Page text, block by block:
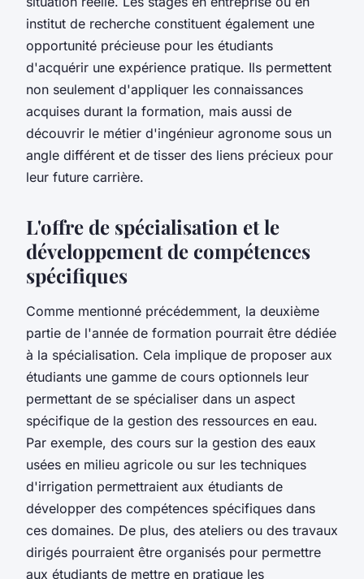
institut de recherche constituent également une
opportunité précieuse pour les étudiants
d'acquérir une expérience pratique. Ils permettent
non seulement d'appliquer les connaissances
acquises durant la formation, mais aussi de
découvrir le métier d'ingénieur agronome sous un
angle différent et de tisser des liens précieux pour
leur future carrière.
L'offre de spécialisation et le
développement de compétences
spécifiques
Comme mentionné précédemment, la deuxième
partie de l'année de formation pourrait être dédiée
à la spécialisation. Cela implique de proposer aux
étudiants une gamme de cours optionnels leur
permettant de se spécialiser dans un aspect
spécifique de la gestion des ressources en eau.
Par exemple, des cours sur la gestion des eaux
usées en milieu agricole ou sur les techniques
d'irrigation permettraient aux étudiants de
développer des compétences spécifiques dans
ces domaines. De plus, des ateliers ou des travaux
dirigés pourraient être organisés pour permettre
aux étudiants de mettre en pratique les